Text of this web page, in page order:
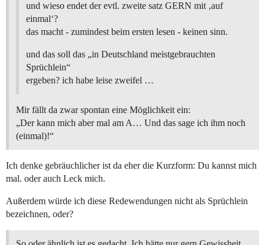
und wieso endet der evtl. zweite satz GERN mit ‚auf
einmal‘?
das macht - zumindest beim ersten lesen - keinen sinn.
und das soll das „in Deutschland meistgebrauchten
Sprüchlein“
ergeben? ich habe leise zweifel …
Mir fällt da zwar spontan eine Möglichkeit ein:
„Der kann mich aber mal am A… Und das sage ich ihm noch
(einmal)!“
Ich denke gebräuchlicher ist da eher die Kurzform: Du kannst mich
mal. oder auch Leck mich.
Außerdem würde ich diese Redewendungen nicht als Sprüchlein
bezeichnen, oder?